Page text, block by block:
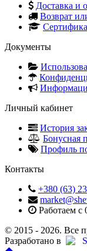
Доставка и
Возврат
Документы
Личный кабинет
История
Бонусная
Профиль
Контакты
+380 (63)
Работаем с
© 2015 - 2026. Все
Разработано в